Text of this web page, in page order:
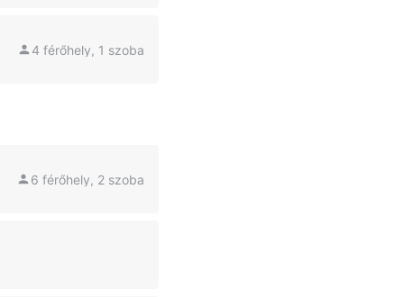
4 férőhely, 1 szoba
6 férőhely, 2 szoba